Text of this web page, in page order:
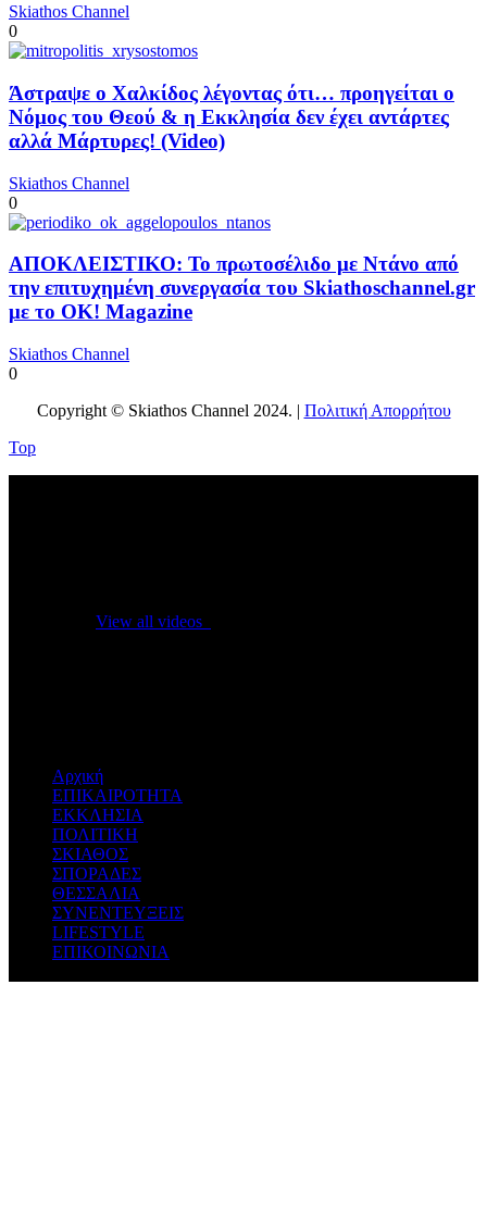
Skiathos Channel
0
Άστραψε ο Χαλκίδος λέγοντας ότι… προηγείται ο
Νόμος του Θεού & η Εκκλησία δεν έχει αντάρτες
αλλά Μάρτυρες! (Video)
Skiathos Channel
0
ΑΠΟΚΛΕΙΣΤΙΚΟ: Το πρωτοσέλιδο με Ντάνο από
την επιτυχημένη συνεργασία του Skiathoschannel.gr
με το OK! Magazine
Skiathos Channel
0
Copyright © Skiathos Channel 2024. | Πολιτική Απορρήτου
Top
View all videos
Αρχική
ΕΠΙΚΑΙΡΟΤΗΤΑ
ΕΚΚΛΗΣΙΑ
ΠΟΛΙΤΙΚΗ
ΣΚΙΑΘΟΣ
ΣΠΟΡΑΔΕΣ
ΘΕΣΣΑΛΙΑ
ΣΥΝΕΝΤΕΥΞΕΙΣ
LIFESTYLE
ΕΠΙΚΟΙΝΩΝΙΑ